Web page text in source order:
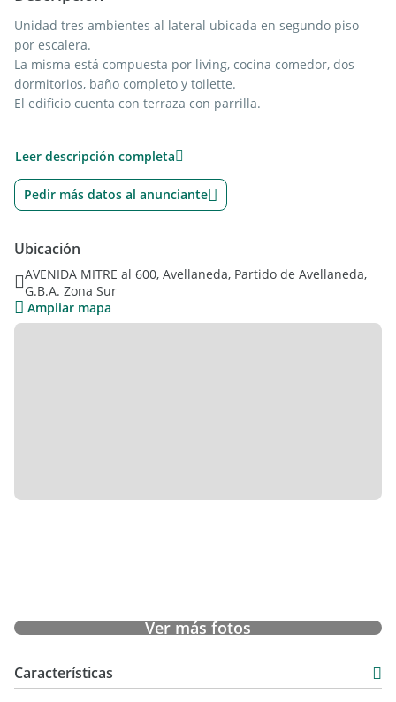
Unidad tres ambientes al lateral ubicada en segundo piso
por escalera.
La misma está compuesta por living, cocina comedor, dos
dormitorios, baño completo y toilette.
El edificio cuenta con terraza con parrilla.
Las superficies indicadas son a mero título informativo. No
reflejan necesariamente con precisión la realidad de hecho
correspondientes
Leer descripción completa
Pedir más datos al anunciante
Ubicación
AVENIDA MITRE al 600, Avellaneda, Partido de Avellaneda,
G.B.A. Zona Sur
Ampliar mapa
Ver más fotos
Características